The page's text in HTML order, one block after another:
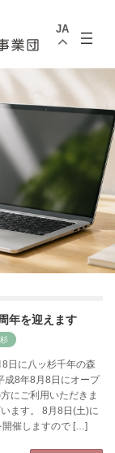
JA
年を迎えます
日に八ッ杉千年の森
成8年8月8日にオープ
にご利用いただきま
ます。 8月8日(土)に
開催しますので […]